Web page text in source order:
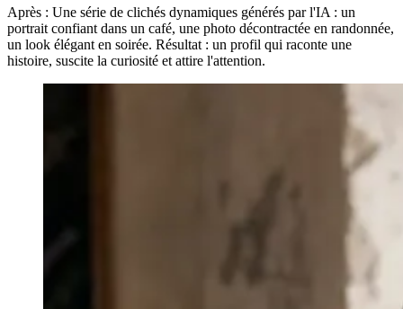
Après : Une série de clichés dynamiques générés par l'IA : un
portrait confiant dans un café, une photo décontractée en randonnée,
un look élégant en soirée. Résultat : un profil qui raconte une
histoire, suscite la curiosité et attire l'attention.